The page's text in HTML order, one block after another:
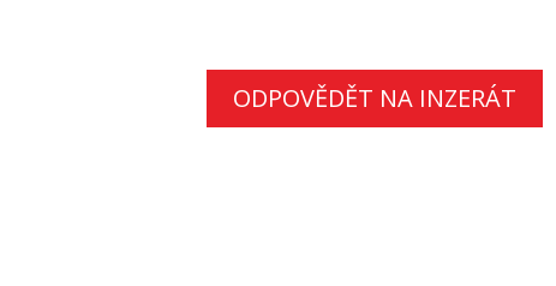
ODPOVĚDĚT NA INZERÁT